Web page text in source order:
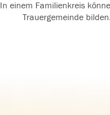
In einem Familienkreis
Trauergemeinde